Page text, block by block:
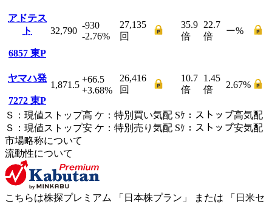
アドテス
ト
6857 東P
32,790
-930
-2.76%
27,135
回
35.9
倍
22.7
倍
ー%
ヤマハ発
7272 東P
1,871.5
+66.5
+3.68%
26,416
回
10.7
倍
1.45
倍
2.67%
Ｓ ： 現値ストップ高 ケ ： 特別買い気配 Sｹ ： ストップ高気配
Ｓ ： 現値ストップ安 ケ ： 特別売 り 気配 Sｹ ： ストップ安気配
市場略称について
流動性について
こちらは株探プレミアム 「 日本株プラン 」 または 「 日米セ